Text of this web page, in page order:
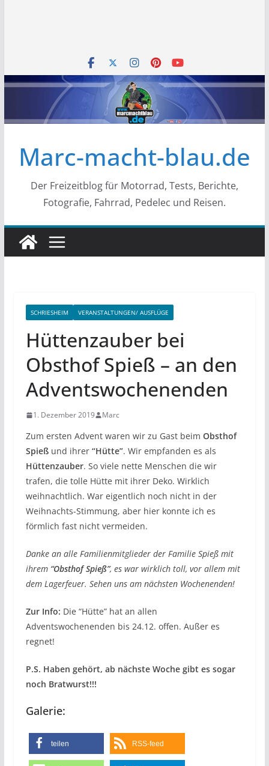
Marc-macht-blau.de
Der Freizeitblog für Motorrad, Tests, Berichte,
Fotografie, Fahrrad, Pedelec und Reisen.
SCHRIESHEIM VERANSTALTUNGEN/ AUSFLÜGE
Hüttenzauber bei
Obsthof Spieß – an den
Adventswochenenden
1. Dezember 2019 Marc
Zum ersten Advent waren wir zu Gast beim Obsthof
Spießund ihrer “Hütte”. Wir empfanden es als
Hüttenzauber. So viele nette Menschen die wir
trafen, die tolle Hütte mit ihrer Deko. Wirklich
weihnachtlich. War eigentlich noch nicht in der
Weihnachts-Stimmung, aber hier konnte ich es
förmlich fast nicht vermeiden.
Danke an alle Familienmitglieder der Familie Spieß mit
ihrem “Obsthof Spieß”, es war wirklich toll, vor allem mit
dem Lagerfeuer. Sehen uns am nächsten Wochenenden!
Zur Info: Die “Hütte” hat an allen
Adventswochenenden bis 24.12. offen. Außer es
regnet!
P.S. Haben gehört, ab nächste Woche gibt es sogar
noch Bratwurst!!!
Galerie:
teilen RSS-feed